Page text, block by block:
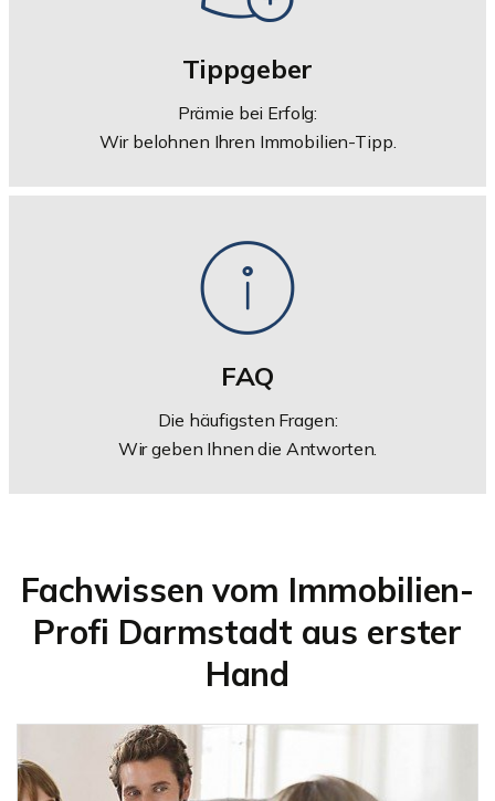
Tippgeber
Prämie bei Erfolg:
Wir belohnen Ihren Immobilien-Tipp.
FAQ
Die häufigsten Fragen:
Wir geben Ihnen die Antworten.
Fachwissen vom Immobilien-
Profi Darmstadt aus erster
Hand